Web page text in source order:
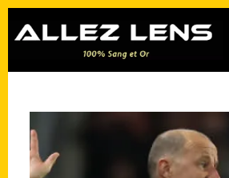
contenu